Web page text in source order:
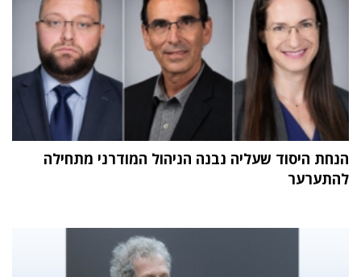
הנחת היסוד שעליה נבנה הניהול המודרני מתחילה
להתערער